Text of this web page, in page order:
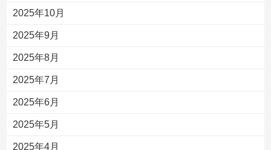
2025年10月
2025年9月
2025年8月
2025年7月
2025年6月
2025年5月
2025年4月